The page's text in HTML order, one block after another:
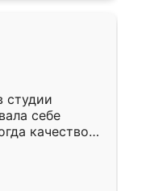
студии
себе
качеством
уже почти